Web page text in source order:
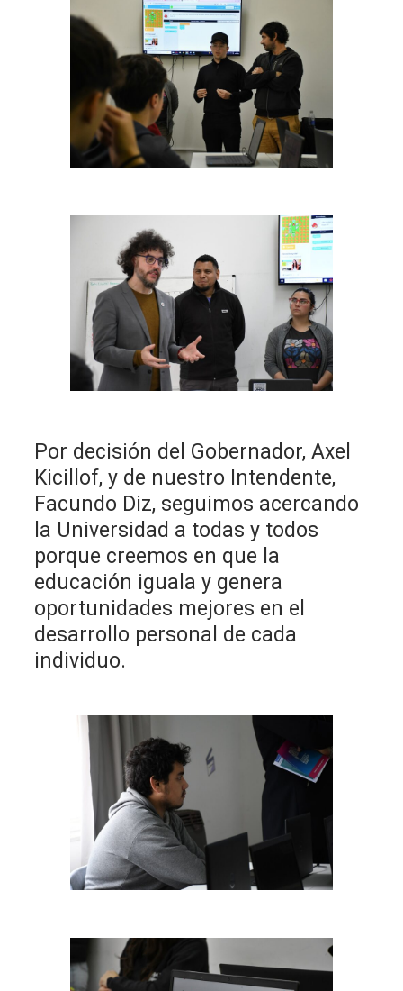
Por decisión del Gobernador, Axel
Kicillof, y de nuestro Intendente,
Facundo Diz, seguimos acercando
la Universidad a todas y todos
porque creemos en que la
educación iguala y genera
oportunidades mejores en el
desarrollo personal de cada
individuo.